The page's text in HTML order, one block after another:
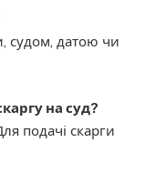
судом, датою чи
на суд?
подачі скарги